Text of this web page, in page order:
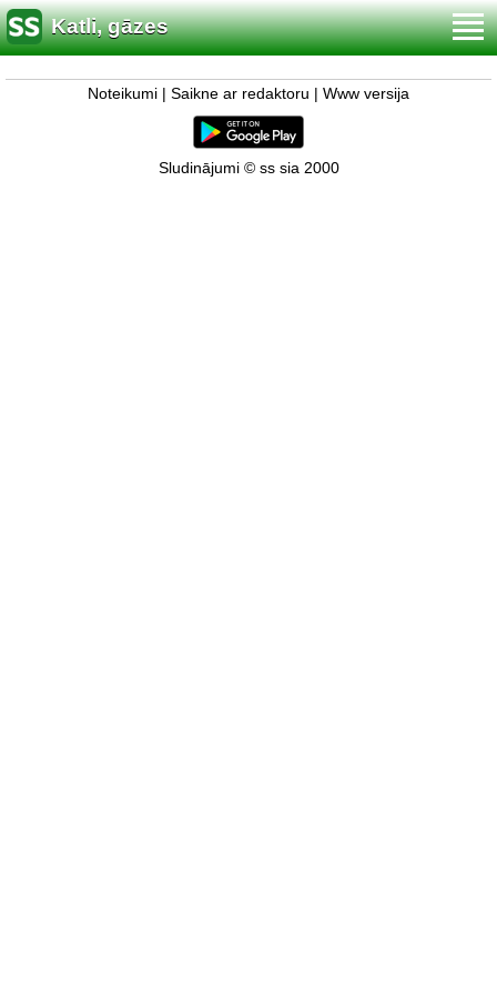
Katli, gāzes
Noteikumi Saikne ar redaktoru Www versija
Sludinājumi © ss sia 2000